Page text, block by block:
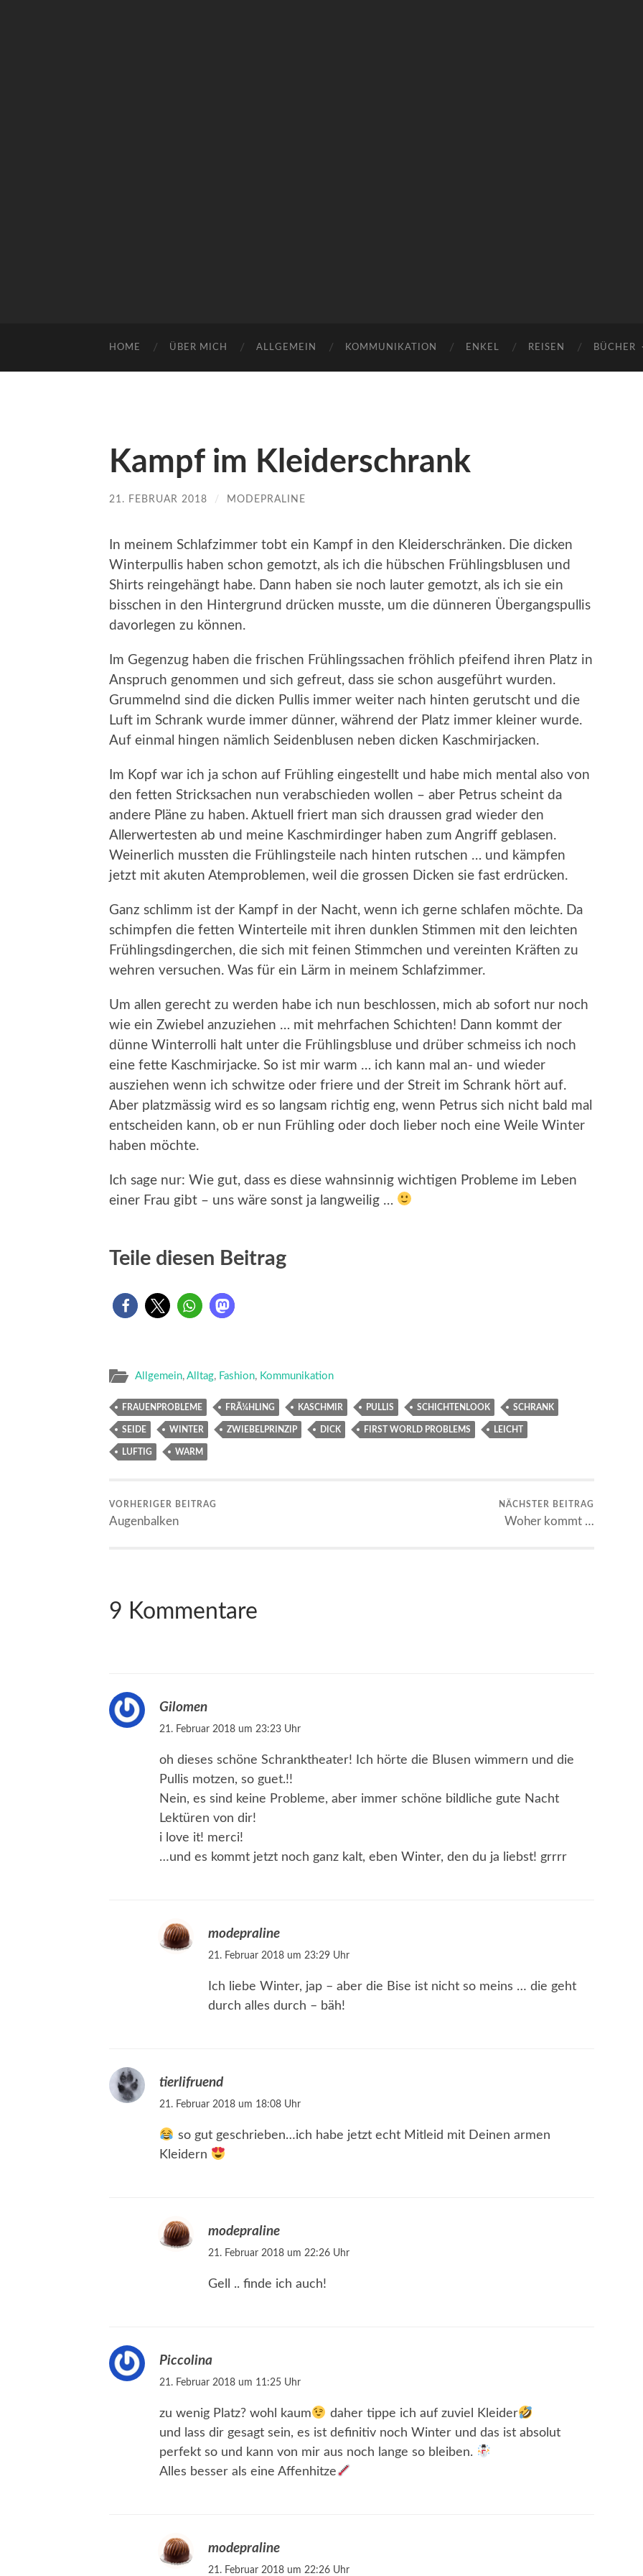
HOME ÜBER MICH ALLGEMEIN KOMMUNIKATION ENKEL REISEN BÜCHER
Kampf im Kleiderschrank
21. FEBRUAR 2018 / MODEPRALINE
In meinem Schlafzimmer tobt ein Kampf in den Kleiderschränken. Die dicken
Winterpullis haben schon gemotzt, als ich die hübschen Frühlingsblusen und
Shirts reingehängt habe. Dann haben sie noch lauter gemotzt, als ich sie ein
bisschen in den Hintergrund drücken musste, um die dünneren Übergangspullis
davorlegen zu können.
Im Gegenzug haben die frischen Frühlingssachen fröhlich pfeifend ihren Platz in
Anspruch genommen und sich gefreut, dass sie schon ausgeführt wurden.
Grummelnd sind die dicken Pullis immer weiter nach hinten gerutscht und die
Luft im Schrank wurde immer dünner, während der Platz immer kleiner wurde.
Auf einmal hingen nämlich Seidenblusen neben dicken Kaschmirjacken.
Im Kopf war ich ja schon auf Frühling eingestellt und habe mich mental also von
den fetten Stricksachen nun verabschieden wollen – aber Petrus scheint da
andere Pläne zu haben. Aktuell friert man sich draussen grad wieder den
Allerwertesten ab und meine Kaschmirdinger haben zum Angriff geblasen.
Weinerlich mussten die Frühlingsteile nach hinten rutschen … und kämpfen
jetzt mit akuten Atemproblemen, weil die grossen Dicken sie fast erdrücken.
Ganz schlimm ist der Kampf in der Nacht, wenn ich gerne schlafen möchte. Da
schimpfen die fetten Winterteile mit ihren dunklen Stimmen mit den leichten
Frühlingsdingerchen, die sich mit feinen Stimmchen und vereinten Kräften zu
wehren versuchen. Was für ein Lärm in meinem Schlafzimmer.
Um allen gerecht zu werden habe ich nun beschlossen, mich ab sofort nur noch
wie ein Zwiebel anzuziehen … mit mehrfachen Schichten! Dann kommt der
dünne Winterrolli halt unter die Frühlingsbluse und drüber schmeiss ich noch
eine fette Kaschmirjacke. So ist mir warm … ich kann mal an- und wieder
ausziehen wenn ich schwitze oder friere und der Streit im Schrank hört auf.
Aber platzmässig wird es so langsam richtig eng, wenn Petrus sich nicht bald mal
entscheiden kann, ob er nun Frühling oder doch lieber noch eine Weile Winter
haben möchte.
Ich sage nur: Wie gut, dass es diese wahnsinnig wichtigen Probleme im Leben
einer Frau gibt – uns wäre sonst ja langweilig …
Teile diesen Beitrag
Allgemein, Alltag, Fashion, Kommunikation
FRAUENPROBLEME FRÃ¼HLING KASCHMIR PULLIS SCHICHTENLOOK SCHRANK
SEIDE WINTER ZWIEBELPRINZIP DICK FIRST WORLD PROBLEMS LEICHT
LUFTIG WARM
VORHERIGER BEITRAG
Augenbalken
NÄCHSTER BEITRAG
Woher kommt …
9 Kommentare
Gilomen
21. Februar 2018 um 23:23 Uhr
oh dieses schöne Schranktheater! Ich hörte die Blusen wimmern und die
Pullis motzen, so guet.!!
Nein, es sind keine Probleme, aber immer schöne bildliche gute Nacht
Lektüren von dir!
i love it! merci!
…und es kommt jetzt noch ganz kalt, eben Winter, den du ja liebst! grrrr
modepraline
21. Februar 2018 um 23:29 Uhr
Ich liebe Winter, jap – aber die Bise ist nicht so meins … die geht
durch alles durch – bäh!
tierlifruend
21. Februar 2018 um 18:08 Uhr
so gut geschrieben…ich habe jetzt echt Mitleid mit Deinen armen
Kleidern
modepraline
21. Februar 2018 um 22:26 Uhr
Gell .. finde ich auch!
Piccolina
21. Februar 2018 um 11:25 Uhr
zu wenig Platz? wohl kaum
daher tippe ich auf zuviel Kleider
und lass dir gesagt sein, es ist definitiv noch Winter und das ist absolut
perfekt so und kann von mir aus noch lange so bleiben.
Alles besser als eine Affenhitze
modepraline
21. Februar 2018 um 22:26 Uhr